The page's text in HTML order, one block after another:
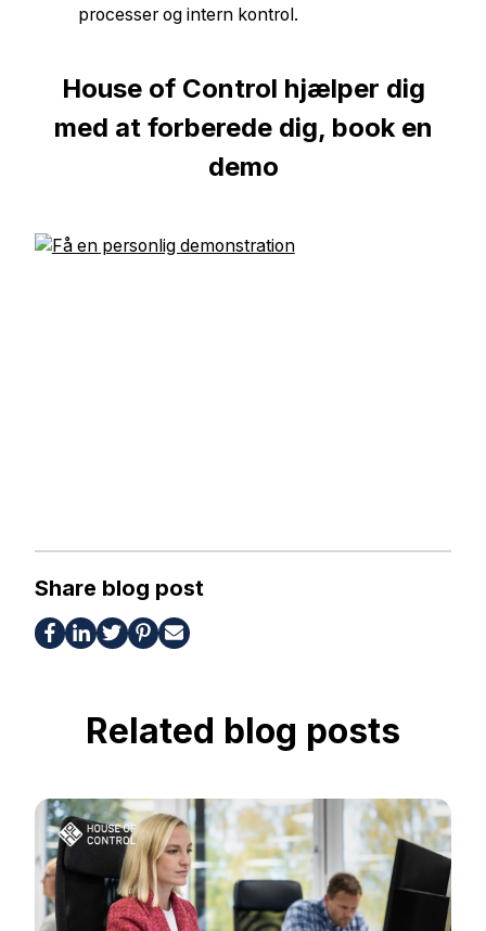
processer og intern kontrol.
House of Control hjælper dig
med at forberede dig, book en
demo
Share blog post
Related blog posts